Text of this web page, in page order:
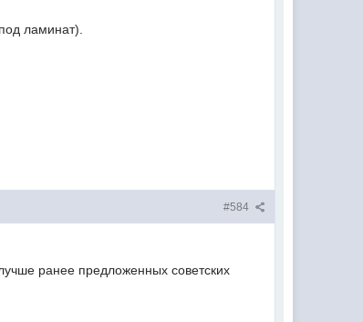
ламинат).
#584
ранее предложенных советских